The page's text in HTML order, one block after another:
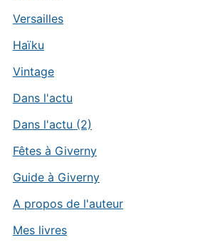
Versailles
Haïku
Vintage
Dans l'actu
Dans l'actu (2)
Fêtes à Giverny
Guide à Giverny
A propos de l'auteur
Mes livres